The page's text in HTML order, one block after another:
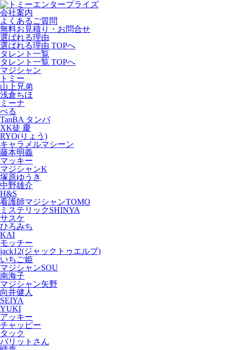
会社案内
よくあるご質問
無料お見積り・お問合せ
選ばれる理由
選ばれる理由 TOPへ
タレント一覧
タレント一覧 TOPへ
マジシャン
トミー
山上兄弟
浅倉ちほ
ミーナ
ぺる
TanBA タンバ
XK徒 慶
RYO(りょう)
キャラメルマシーン
藤本明義
マッキー
マジシャンK
塚原ゆうき
中野雄介
H&S
看護師マジシャンTOMO
ミステリックSHINYA
サスケ
ひろみち
KAI
モッチー
jack12(ジャックトゥエルブ)
いちご姫
マジシャンSOU
南海子
マジシャン矢野
向井健人
SEIYA
YUKI
アッキー
チャッピー
タック
バリットさん